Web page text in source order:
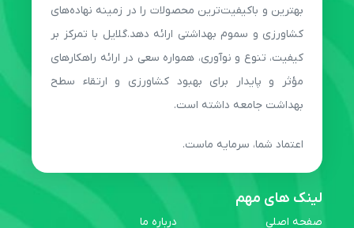
لینک های مهم
صفحه اصلی درباره ما
بهترین و باکیفیت‌ترین محصولات را در زمینه نهاده‌های
کشاورزی و سموم بهداشتی ارائه دهد.گلایل با تمرکز بر
کیفیت، تنوع و نوآوری، همواره سعی در ارائه راهکارهای
مؤثر و پایدار برای بهبود کشاورزی و ارتقاء سطح
بهداشت جامعه داشته است.
اعتماد شما، سرمایه ماست.